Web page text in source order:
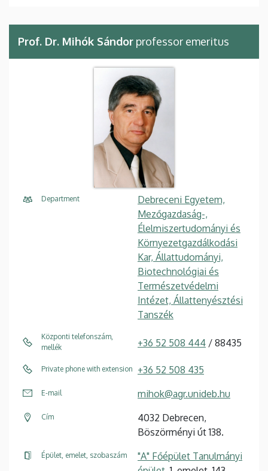
Prof. Dr. Mihók Sándor professor emeritus
Department
Debreceni Egyetem,
Mezőgazdaság-,
Élelmiszertudományi és
Környezetgazdálkodási
Kar, Állattudományi,
Biotechnológiai és
Természetvédelmi
Intézet, Állattenyésztési
Tanszék
Központi telefonszám,
mellék
+36 52 508 444 / 88435
Private phone with extension +36 52 508 435
E-mail mihok@agr.unideb.hu
Cím
4032 Debrecen,
Böszörményi út 138.
Épület, emelet, szobaszám
"A" Főépület Tanulmányi